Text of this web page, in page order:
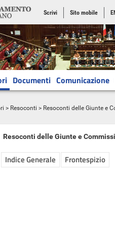
Scrivi Sito mobile
Documenti Comunicazione
> Resoconti > Resoconti delle Giunte e
Resoconti delle Giunte e
Indice Generale Frontespizio